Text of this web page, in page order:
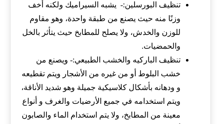
تنظيف البورسلين:- يشبه السيراميك ولكنه أخف
وزنًا منه حيث يصنع من طبقة واحدة، وهو مقاوم
للوزن والخدش، ولا يصلح للمطابخ حيث يتأثر بالخل
والحمضيات.
تنظيف الباركيه والخشب الطبيعي:- ويصنع من
خشب البلوط أو من غيره من الأشجار ويتم تقطيعه
و ودهانه بأشكال كلاسيكية جميلة وهو شديد الأناقة،
ويتم استخدامه في جميع الأرضيات والغرف و أنواع
معينة من المطابخ، ولا يتم استخدام الماء والصابون